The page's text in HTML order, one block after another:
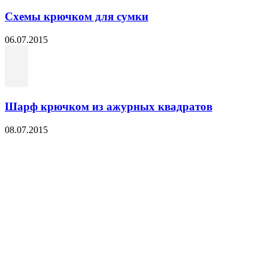
Схемы крючком для сумки
06.07.2015
Шарф крючком из ажурных квадратов
08.07.2015